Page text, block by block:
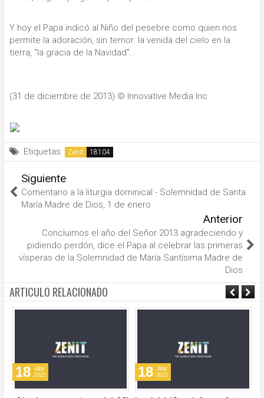
Y hoy el Papa indicó al Niño del pesebre como quien nos
permite la adoración, sin temor: la venida del cielo en la
tierra, "la gracia de la Navidad".
(31 de diciembre de 2013) © Innovative Media Inc.
Etiquetas: Zenit
Siguiente
Comentario a la liturgia dominical - Solemnidad de Santa
María Madre de Dios, 1 de enero
Anterior
Concluimos el año del Señor 2013 agradeciendo y
pidiendo perdón, dice el Papa al celebrar las primeras
vísperas de la Solemnidad de María Santísima Madre de
Dios
ARTICULO RELACIONADO
18 Abr
2022 18 Abr
2022